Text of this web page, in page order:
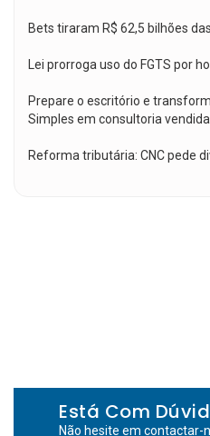
Bets tiraram R$ 62,5 bilhões
Lei prorroga uso do FGTS por
Prepare o escritório e
Simples em consultoria vendida
Reforma tributária: CNC pede
Está Com
Não hesite em contactar-